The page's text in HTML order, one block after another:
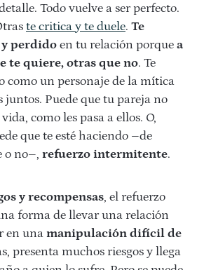
Todo vuelve a ser perfecto.
te critica y te duele. Te
perdido en tu relación porque a
te quiere, otras que no. Te
como un personaje de la mítica
Puede que tu pareja no
como les pasa a ellos. O,
que te esté haciendo –de
o no–, refuerzo intermitente.
y recompensas, el refuerzo
forma de llevar una relación
en una manipulación difícil de
presenta muchos riesgos y llega